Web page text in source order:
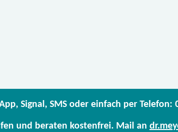
Signal, SMS oder einfach per Telefon:
und beraten kostenfrei. Mail an